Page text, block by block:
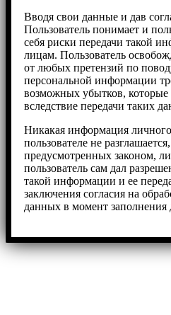
Вводя свои данные и дав
Пользователь понимает и
себя риски передачи такой
лицам. Пользователь
от любых претензий по
персональной информации
возможных убытков, которые
вследствие передачи таких
Никакая информация
пользователе не
предусмотренных законом,
пользователь сам дал
такой информации и ее
заключения согласия на
данных в момент